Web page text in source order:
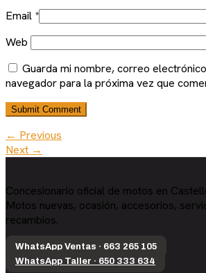
Email *
Web
Guarda mi nombre, correo
navegador para la próxima vez que
← Previous
Next →
Concesionario oficial de motos en
Motos nuevas, ocasión, accesorios,
recambios.
WhatsApp Ventas · 663 265 105
WhatsApp Taller · 650 333 634